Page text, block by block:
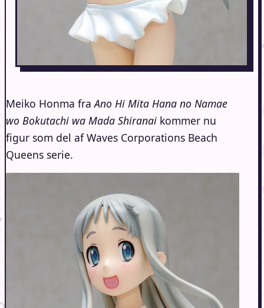
Meiko Honma fraAno Hi Mita Hana no Namae
wo Bokutachi wa Mada Shiranai kommer nu
figur som del af Waves Corporations Beach
Queens serie.